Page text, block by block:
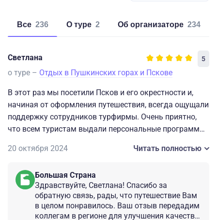
Все 236 о туре 2 об организаторе 234
Светлана 5
о туре – Отдых в Пушкинских горах и Пскове
В этот раз мы посетили Псков и его окрестности и,
начиная от оформления путешествия, всегда ощущали
поддержку сотрудников турфирмы. Очень приятно,
что всем туристам выдали персональные программы
приехали на разное количество дней - кто-то на три, а
даже при составе группы 8-12 человек у гида должен
быть микрофончик (аудиогид - вообще замечательное
Мы увидели самые знаковые места города, а также
20 октября 2024 Читать полностью
Большая Страна
Здравствуйте, Светлана! Спасибо за
обратную связь, рады, что путешествие Вам
в целом понравилось. Ваш отзыв передадим
коллегам в регионе для улучшения качества